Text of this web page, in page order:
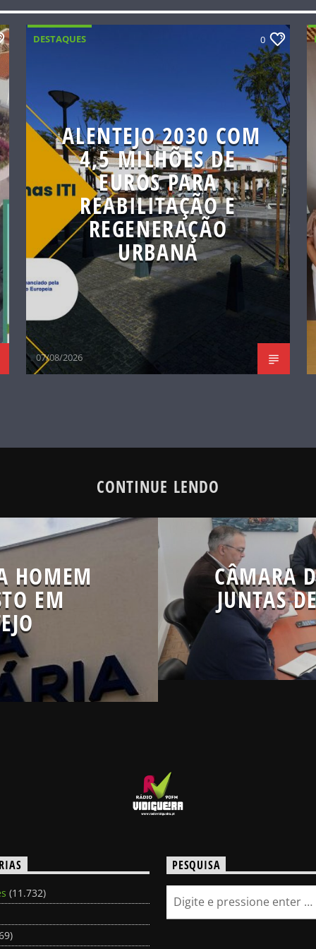
DESTAQUES 0
ALENTEJO 2030 COM
4,5 MILHÕES DE
EUROS PARA
REABILITAÇÃO E
REGENERAÇÃO
URBANA
07/08/2026
CONTINUE LENDO
HOMEM
EM
CÂMARA
JUNTAS
(11.732)
PESQUISA